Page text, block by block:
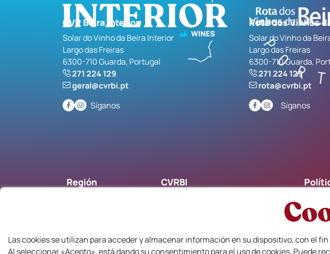
CVR Beira Interior
Solar do Vinho da Beira Interior
Largo das Freiras
6300-710 Guarda, Portugal
271 224 129
geral@cvrbi.pt
Síganos
Rota dos Vinhos
Solar do Vinho da
Largo das Freiras
6300-710 Guarda,
271 224 129
rota@cvrbi.pt
Síganos
Región CVRBI
Cuentas corrientes - SIVBI
Libro
Las cookies se utilizan para acceder y almacenar información en su dispositivo, con el
Al seleccionar «Acepto», está dando su consentimiento para el uso de cookies. Puede